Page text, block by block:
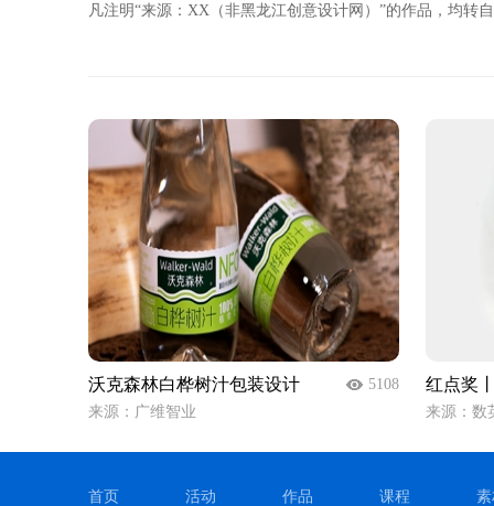
凡注明“来源：XX（非黑龙江创意设计网）”的作品，均转
5108
沃克森林白桦树汁包装设计
来源：广维智业
红点奖
来源：数
首页 活动 作品 课程